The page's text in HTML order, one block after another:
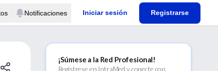
Notificaciones Iniciar sesión Registrarse
¡Súmese a la Red Profesional!
Regístrese en IntraMed y conecte con